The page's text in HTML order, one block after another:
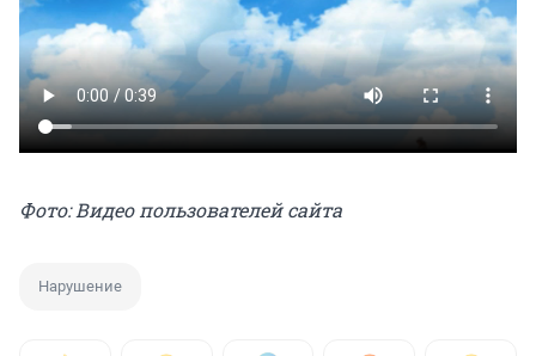
Фото: Видео пользователей сайта
Нарушение